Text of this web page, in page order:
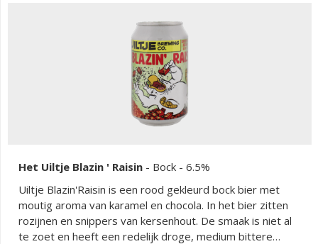
Het Uiltje Blazin ' Raisin - Bock - 6.5%
Uiltje Blazin'Raisin is een rood gekleurd bock bier met
moutig aroma van karamel en chocola. In het bier zitten
rozijnen en snippers van kersenhout. De smaak is niet al
te zoet en heeft een redelijk droge, medium bittere